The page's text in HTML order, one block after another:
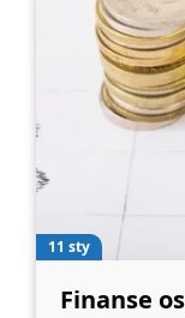
11 sty
Finanse